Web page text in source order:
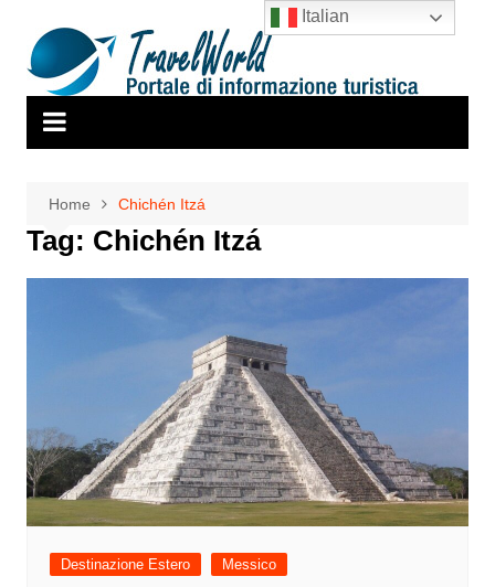
contenuto
Home Chichén Itzá
Tag: Chichén Itzá
Destinazione Estero Messico
Italian